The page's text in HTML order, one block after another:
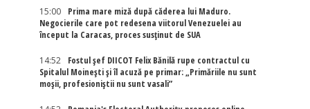
15:00
Prima mare miză după căderea lui Maduro.
Negocierile care pot redesena viitorul Venezuelei au
început la Caracas, proces susținut de SUA
14:52
Fostul șef DIICOT Felix Bănilă rupe contractul cu
Spitalul Moinești și îl acuză pe primar: „Primăriile nu sunt
moșii, profesioniștii nu sunt vasali”